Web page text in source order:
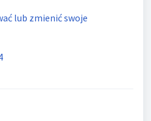
lub zmienić swoje